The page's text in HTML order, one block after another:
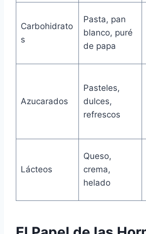
Carbohidrato
s
Pasta, pan
blanco, puré
de papa
Azucarados
Pasteles,
dulces,
refrescos
Lácteos
Queso,
crema,
helado